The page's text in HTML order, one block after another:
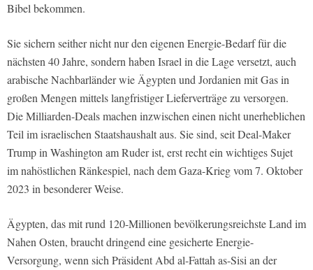
Bibel bekommen.
Sie sichern seither nicht nur den eigenen Energie-Bedarf für die
nächsten 40 Jahre, sondern haben Israel in die Lage versetzt, auch
arabische Nachbarländer wie Ägypten und Jordanien mit Gas in
großen Mengen mittels langfristiger Lieferverträge zu versorgen.
Die Milliarden-Deals machen inzwischen einen nicht unerheblichen
Teil im israelischen Staatshaushalt aus. Sie sind, seit Deal-Maker
Trump in Washington am Ruder ist, erst recht ein wichtiges Sujet
im nahöstlichen Ränkespiel, nach dem Gaza-Krieg vom 7. Oktober
2023 in besonderer Weise.
Ägypten, das mit rund 120-Millionen bevölkerungsreichste Land im
Nahen Osten, braucht dringend eine gesicherte Energie-
Versorgung, wenn sich Präsident Abd al-Fattah as-Sisi an der